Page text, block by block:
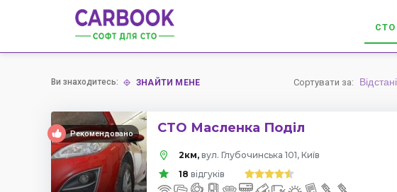
СТО
Ви знаходитесь: ЗНАЙТИ МЕНЕ Сортувати за: Відстані
Рекомендовано СТО Масленка Поділ
2км, вул. Глубочинська 101, Київ
18 відгуків